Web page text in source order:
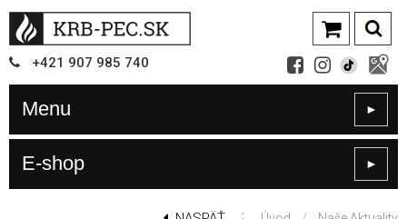
+421 907 985 740
Menu ►
E-shop ►